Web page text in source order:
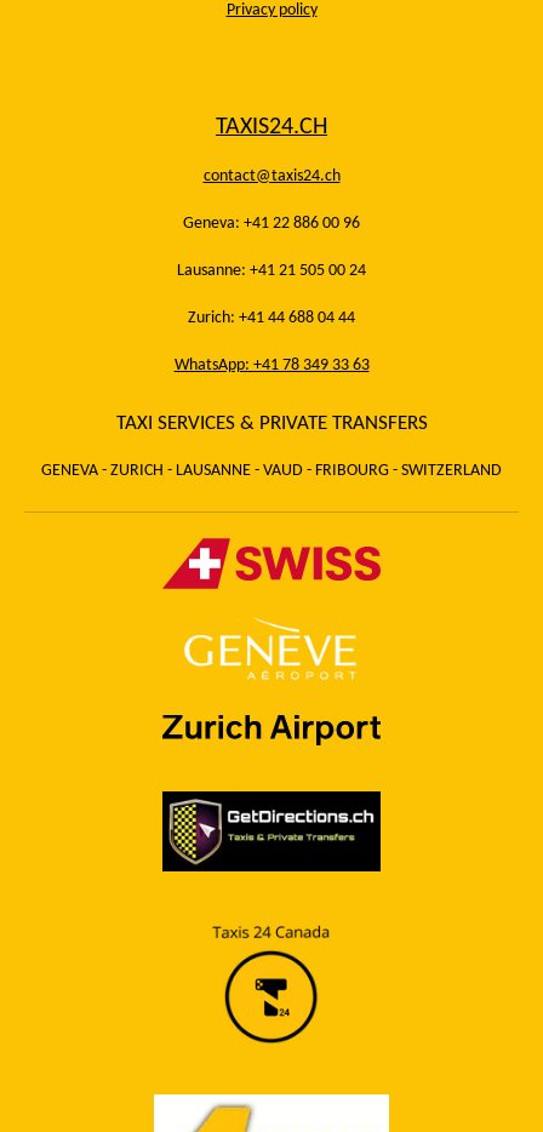
Privacy policy
TAXIS24.CH
contact@taxis24.ch
Geneva: +41 22 886 00 96
Lausanne: +41 21 505 00 24
Zurich: +41 44 688 04 44
WhatsApp: +41 78 349 33 63
TAXI SERVICES & PRIVATE TRANSFERS
GENEVA - ZURICH - LAUSANNE - VAUD - FRIBOURG - SWITZERLAND